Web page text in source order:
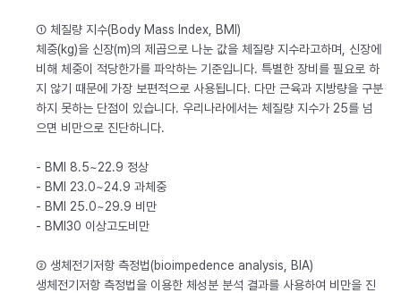
① 체질량 지수(Body Mass Index, BMI)
체중(kg)을 신장(m)의 제곱으로 나눈 값을 체질량 지수라고하며, 신장에
비해 체중이 적당한가를 파악하는 기준입니다. 특별한 장비를 필요로 하
지 않기 때문에 가장 보편적으로 사용됩니다. 다만 근육과 지방량을 구분
하지 못하는 단점이 있습니다. 우리나라에서는 체질량 지수가 25를 넘
으면 비만으로 진단하니다.
- BMI 8.5~22.9 정상
- BMI 23.0~24.9 과체중
- BMI 25.0~29.9 비만
- BMI30 이상고도비만
② 생체전기저항 측정법(bioimpedence analysis, BIA)
생체전기저항 측정법을 이용한 체성분 분석 결과를 사용하여 비만을 진